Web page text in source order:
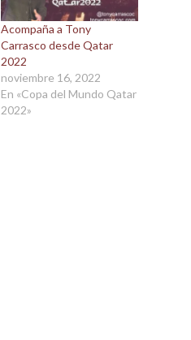
Acompaña a Tony
Carrasco desde Qatar
2022
noviembre 16, 2022
En «Copa del Mundo Qatar
2022»